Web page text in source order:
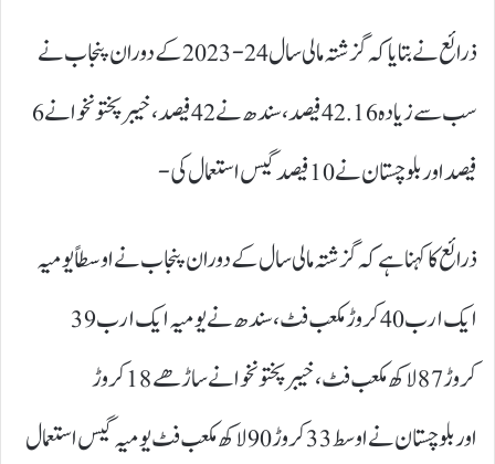
ذرائع نے بتایا کہ گزشتہ مالی سال 24-2023 کےدوران پنجاب نے
سب سے زیادہ 42.16 فیصد، سندھ نے 42 فیصد، خیبرپختونخوا نے 6
فیصد اور بلوچستان نے 10فیصد گیس استعمال کی-
ذرائع کا کہنا ہے کہ گزشتہ مالی سال کے دوران پنجاب نے اوسطاً یومیہ
ایک ارب 40کروڑ مکعب فٹ، سندھ نے یومیہ ایک ارب 39
کروڑ 87 لاکھ مکعب فٹ، خیبرپختونخوا نے ساڑھے 18کروڑ
اوربلوچستان نےاوسط 33کروڑ 90 لاکھ مکعب فٹ یومیہ گیس استعمال